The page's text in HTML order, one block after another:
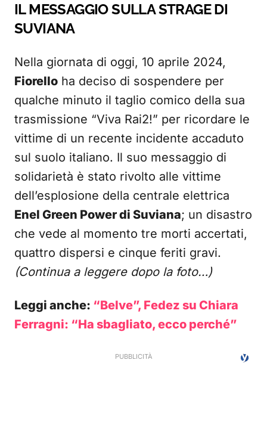
IL MESSAGGIO SULLA STRAGE DI
SUVIANA
Nella giornata di oggi, 10 aprile 2024,
Fiorello ha deciso di sospendere per
qualche minuto il taglio comico della sua
trasmissione “Viva Rai2!” per ricordare le
vittime di un recente incidente accaduto
sul suolo italiano. Il suo messaggio di
solidarietà è stato rivolto alle vittime
dell’esplosione della centrale elettrica
Enel Green Power di Suviana; un disastro
che vede al momento tre morti accertati,
quattro dispersi e cinque feriti gravi.
(Continua a leggere dopo la foto…)
Leggi anche: “Belve”, Fedez su Chiara
Ferragni: “Ha sbagliato, ecco perché”